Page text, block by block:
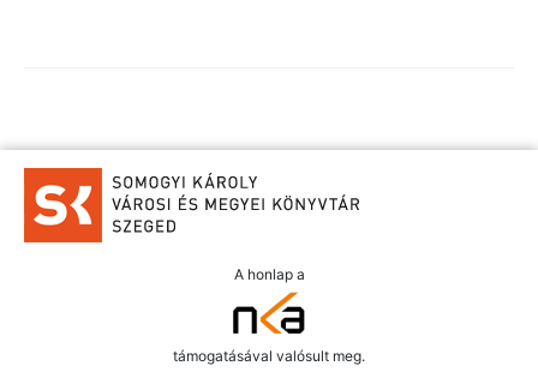
A honlap a
támogatásával valósult meg.